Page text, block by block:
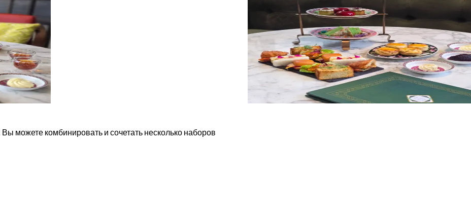
можете комбинировать и сочетать несколько наборов